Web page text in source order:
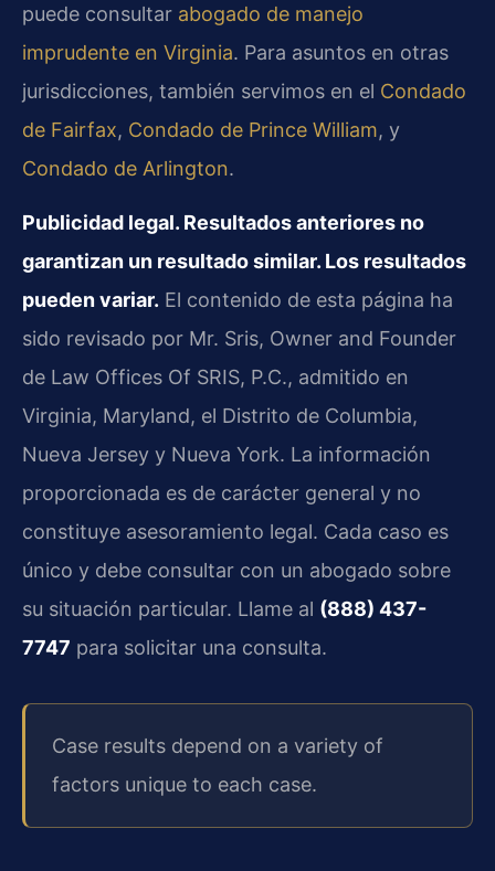
puede consultar abogado de manejo
imprudente en Virginia. Para asuntos en otras
jurisdicciones, también servimos en el Condado
de Fairfax, Condado de Prince William, y
Condado de Arlington.
Publicidad legal. Resultados anteriores no
garantizan un resultado similar. Los resultados
pueden variar. El contenido de esta página ha
sido revisado por Mr. Sris, Owner and Founder
de Law Offices Of SRIS, P.C., admitido en
Virginia, Maryland, el Distrito de Columbia,
Nueva Jersey y Nueva York. La información
proporcionada es de carácter general y no
constituye asesoramiento legal. Cada caso es
único y debe consultar con un abogado sobre
su situación particular. Llame al (888) 437-
7747 para solicitar una consulta.
Case results depend on a variety of
factors unique to each case.